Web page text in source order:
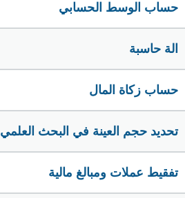
حساب الوسط الحسابي
الة حاسبة
حساب زكاة المال
تحديد حجم العينة في البحث العلمي
تفقيط عملات ومبالغ مالية